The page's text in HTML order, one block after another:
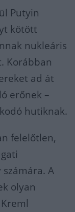
Putyin
kötött
nukleáris
Korábban
ad át
erőnek –
hutiknak.
felelőtlen,
A
olyan